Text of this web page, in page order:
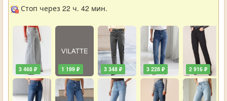
Стоп через 22 ч. 42 мин.
3 468 ₽ 1 199 ₽ 3 348 ₽ 3 228 ₽ 2 916 ₽